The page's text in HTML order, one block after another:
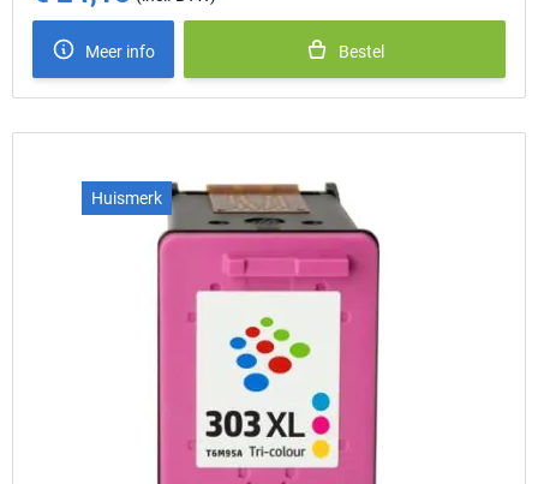
Meer info Bestel
Huismerk